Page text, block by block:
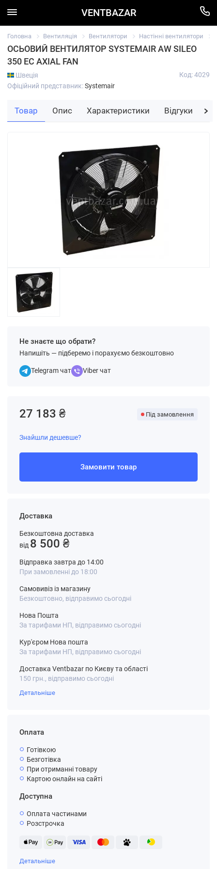
VENTBAZAR
Головна Вентиляція Вентилятори Настінні вентилятори
ОСЬОВИЙ ВЕНТИЛЯТОР SYSTEMAIR AW SILEO
350 EC AXIAL FAN
Швеція
Офіційний представник:Systemair
Код: 4029
Не знаєте що обрати?
Напишіть — підберемо і порахуємо безкоштовно
Telegram чат Viber чат
Доставка
Безкоштовна доставка
від 8 500 ₴
Відправка завтра до 14:00
При замовленні до 18:00
Самовивіз із магазину
Безкоштовно, відправимо сьогодні
Нова Пошта
За тарифами НП, відправимо сьогодні
Кур'єром Нова пошта
За тарифами НП, відправимо сьогодні
Доставка Ventbazar по Києву та області
150 грн., відправимо сьогодні
Детальніше
Оплата
Готівкою
Безготівка
При отриманні товару
Картою онлайн на сайті
Доступна
Оплата частинами
Розстрочка
Детальніше
27 183 ₴ Під замовлення
Знайшли дешевше?
Замовити товар
Товар Опис Характеристики Відгуки